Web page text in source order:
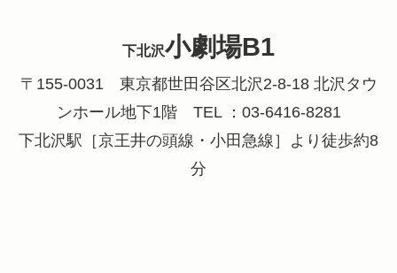
下北沢小劇場B1
〒155-0031 東京都世田谷区北沢2-8-18 北沢タウ
ンホール地下1階 TEL ：03-6416-8281
下北沢駅［京王井の頭線・小田急線］より徒歩約8
分